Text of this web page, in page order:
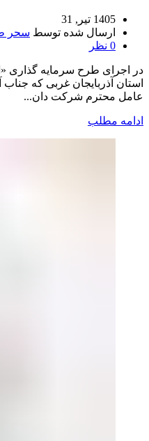
1405 تیر, 31
ارسال شده توسط سحر
0 نظر
در اجرای طرح سرمایه گذاری
استان آذربایجان غربی که
عامل محترم شرکت دان...
ادامه مطلب